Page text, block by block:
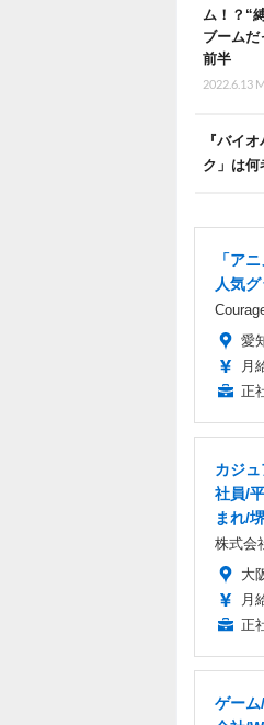
ム！？“
ブームだ
前半
2022.6.13
『バイ
ク」は何
「ア
人気
愛
月
正
カジ
社員/
まれ/
株式会
大
月
正
ゲー